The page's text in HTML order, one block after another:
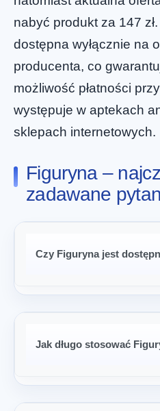
nabyć produkt za 147
dostępna wyłącznie na
producenta, co
możliwość płatności
występuje w aptekach
sklepach internetowych.
Figuryna –
zadawane
Czy Figuryna jest
Jak długo stosować